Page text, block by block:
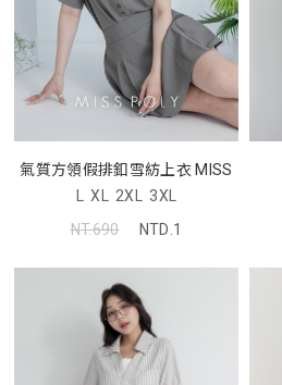
氣質方領假排釦雪紡上衣 MISS
L XL 2XL 3XL
NT.690
NTD.1